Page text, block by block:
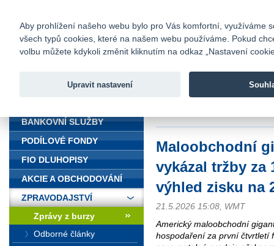
Fio banka
Fio banka
Maloobchodní
vykázal tržby za
výhled zisku na
21.5.2026 15:08, WMT
Americký maloobchodní
hospodaření za první čtvrtletí
BANKOVNÍ SLUŽBY
PODÍLOVÉ FONDY
FIO DLUHOPISY
AKCIE A OBCHODOVÁNÍ
ZPRAVODAJSTVÍ
Zprávy z burzy
Odborné články
Aby prohlížení našeho webu bylo pro Vás komfortní, využíváme
všech typů cookies, které na našem webu používáme. Pokud
volbu můžete kdykoli změnit kliknutím na odkaz „Nastavení
Upravit nastavení